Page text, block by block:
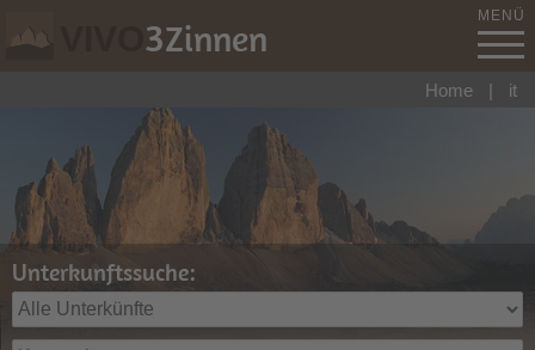
3Zinnen MENÜ
Unterkunftssuche:
Home | it